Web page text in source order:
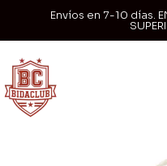
Envíos en 7-10 días.